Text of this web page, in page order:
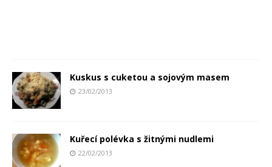
Kuskus s cuketou a sojovým masem
23/02/2013
Kuřecí polévka s žitnými nudlemi
22/02/2013